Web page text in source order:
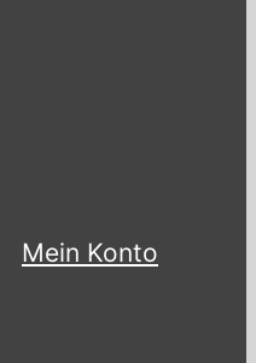
Mein Konto